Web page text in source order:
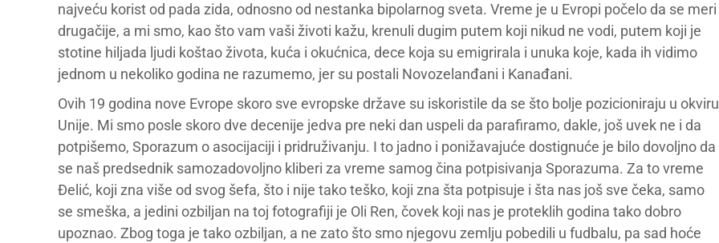
najveću korist od pada zida, odnosno od nestanka bipolarnog sveta. Vreme je u Evropi počelo da se meri
drugačije, a mi smo, kao što vam vaši životi kažu, krenuli dugim putem koji nikud ne vodi, putem koji je
stotine hiljada ljudi koštao života, kuća i okućnica, dece koja su emigrirala i unuka koje, kada ih vidimo
jednom u nekoliko godina ne razumemo, jer su postali Novozelanđani i Kanađani.
Ovih 19 godina nove Evrope skoro sve evropske države su iskoristile da se što bolje pozicioniraju u okviru
Unije. Mi smo posle skoro dve decenije jedva pre neki dan uspeli da parafiramo, dakle, još uvek ne i da
potpišemo, Sporazum o asocijaciji i pridruživanju. I to jadno i ponižavajuće dostignuće je bilo dovoljno da
se naš predsednik samozadovoljno kliberi za vreme samog čina potpisivanja Sporazuma. Za to vreme
Đelić, koji zna više od svog šefa, što i nije tako teško, koji zna šta potpisuje i šta nas još sve čeka, samo
se smeška, a jedini ozbiljan na toj fotografiji je Oli Ren, čovek koji nas je proteklih godina tako dobro
upoznao. Zbog toga je tako ozbiljan, a ne zato što smo njegovu zemlju pobedili u fudbalu, pa sad hoće